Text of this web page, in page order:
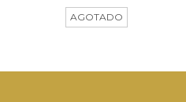
AGOTADO